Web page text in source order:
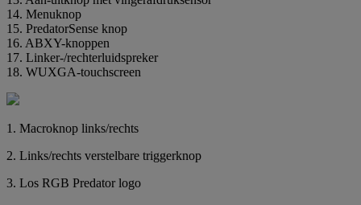
14. Menuknop
15. PredatorSense knop
16. ABXY-knoppen
17. Linker-/rechterluidspreker
18. WUXGA-touchscreen
1. Macroknop links/rechts
2. Links/rechts verstelbare triggerknop
3. Los RGB Predator logo